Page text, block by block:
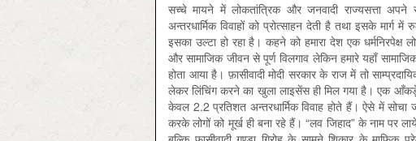
सच्चे मायने में लोकतांत्रिक और जनवादी राज्यसत्ता अपने
अन्तरधार्मिक विवाहों को प्रोत्साहन देती है तथा इसके
इसका उल्टा हो रहा है। कहने को हमारा देश एक धर्मनिरपेक्ष
और सामाजिक जीवन से पूर्ण विलगाव लेकिन हमारे यहाँ
होता आया है। फ़ासीवादी मोदी सरकार के राज में तो
लेकर लिंचिंग करने का खुला लाइसेंस ही मिल गया है। एक
केवल 2.2 प्रतिशत अन्तरधार्मिक विवाह होते हैं। ऐसे में
करके लोगों को मूर्ख ही बना रहे हैं। “लव जिहाद” के नाम पर